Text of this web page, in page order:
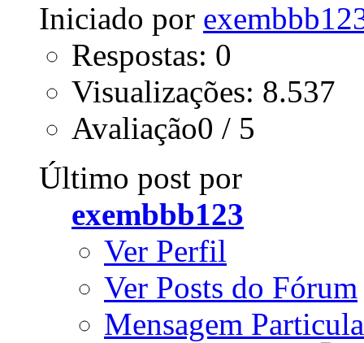
Iniciado por
Respostas: 0
Visualizações: 8.537
Avaliação0 / 5
Último post por
exembbb123
Ver Perfil
Ver Posts do Fórum
Mensagem